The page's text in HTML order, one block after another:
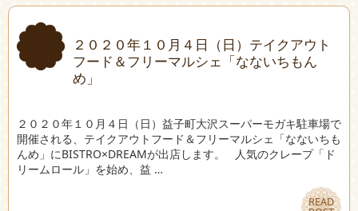
２０２０年１０月４日（日）テイクアウト
フード＆フリーマルシェ「なないちもん
め」
２０２０年１０月４日（日）益子町大沢スーパーモガキ駐車場で
開催される、テイクアウトフード＆フリーマルシェ「なないちも
んめ」にBISTRO×DREAMが出店します。 人気のクレープ「ド
リームロール」を始め、益 …
READ
READ